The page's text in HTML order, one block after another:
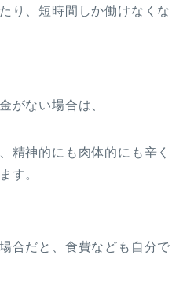
り、短時間しか働けなくな
がない場合は、
精神的にも肉体的にも辛く
す。
合だと、食費なども自分で